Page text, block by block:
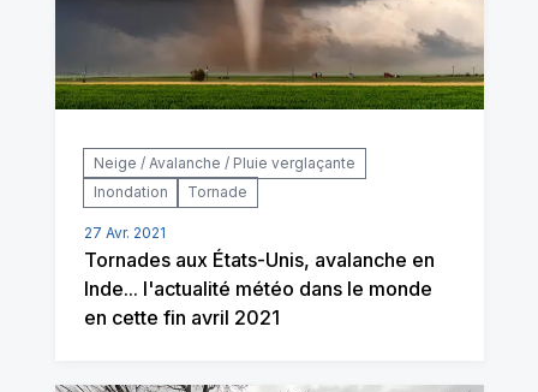
Neige / Avalanche / Pluie verglaçante
Inondation
Tornade
27 Avr. 2021
Tornades aux États-Unis, avalanche en
Inde... l'actualité météo dans le monde
en cette fin avril 2021